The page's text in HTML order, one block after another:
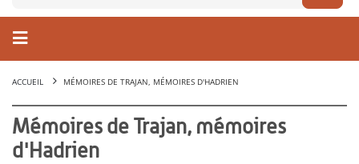
ACCUEIL MÉMOIRES DE TRAJAN, MÉMOIRES D'HADRIEN
Mémoires de Trajan, mémoires
d'Hadrien